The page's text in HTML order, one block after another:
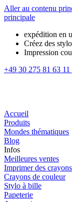
Aller au contenu
principale
expédition en
Créez des
Impression
+49 30 275 81 63 11
Accueil
Produits
Mondes thématiques
Blog
Infos
Meilleures ventes
Imprimer des crayons
Crayons de couleur
Stylo à bille
Papeterie